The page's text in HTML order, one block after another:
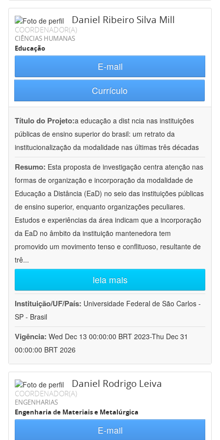
Daniel Ribeiro Silva Mill
COORDENADOR(A)
CIÊNCIAS HUMANAS
Educação
E-mail
Currículo
Título do Projeto:a educação a dist ncia nas instituições
públicas de ensino superior do brasil: um retrato da
institucionalização da modalidade nas últimas três décadas
Resumo: Esta proposta de investigação centra atenção nas
formas de organização e incorporação da modalidade de
Educação a Distância (EaD) no seio das instituições públicas
de ensino superior, enquanto organizações peculiares.
Estudos e experiências da área indicam que a incorporação
da EaD no âmbito da instituição mantenedora tem
promovido um movimento tenso e conflituoso, resultante de
trê...
leia mais
Instituição/UF/País: Universidade Federal de São Carlos -
SP - Brasil
Vigência: Wed Dec 13 00:00:00 BRT 2023-Thu Dec 31
00:00:00 BRT 2026
Daniel Rodrigo Leiva
COORDENADOR(A)
ENGENHARIAS
Engenharia de Materiais e Metalúrgica
E-mail